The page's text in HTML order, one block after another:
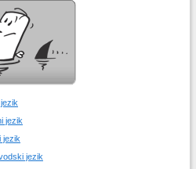
jezik
jezik
jezik